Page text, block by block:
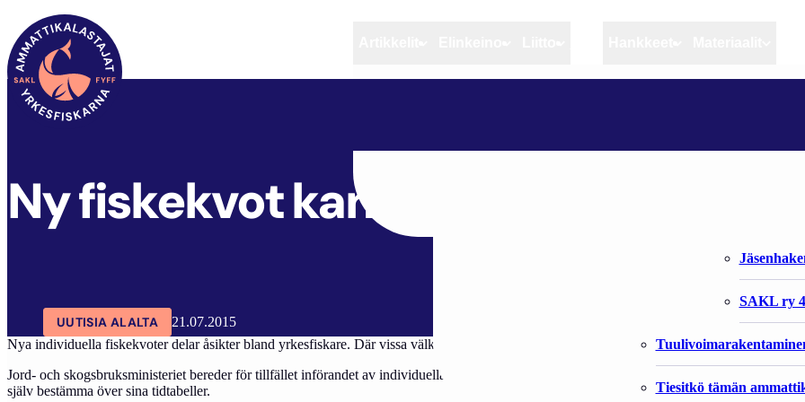
Artikkelit Elinkeino
Rannikko ja
Elinkeinokalatalouden
Kalat ja kalatalous
Vahinkoeläimet
Tiesitkö tämän
Liitto
Liiton
SAKL ry
SAKL ARTIKKELIT
Ny fiskekvot kan skapa
UUTISIA ALALTA
21.07.2015
Nya individuella fiskekvoter delar åsikter bland yrkesfiskare. Där vissa välkomnar omväxlingen som ett nytt system medför är andra oroliga
Jord- och skogsbruksministeriet bereder för tillfället införandet av individuella kvoter för yrkesfiskare. Staten siktar på att öka lönsamheten
själv bestämma över sina tidtabeller.